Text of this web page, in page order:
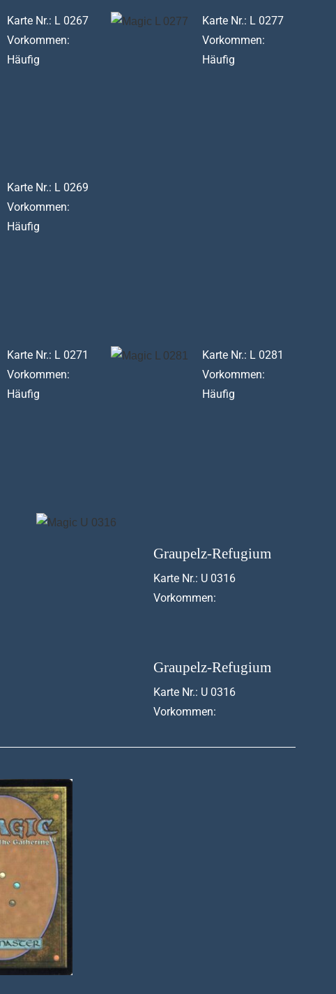
Karte Nr.: L 0267
Vorkommen:
Häufig
Karte Nr.: L 0277
Vorkommen:
Häufig
Karte Nr.: L 0269
Vorkommen:
Häufig
Karte Nr.: L 0271
Vorkommen:
Häufig
Karte Nr.: L 0281
Vorkommen:
Häufig
Graupelz-Refugium
Karte Nr.: U 0316
Vorkommen:
Graupelz-Refugium
Karte Nr.: U 0316
Vorkommen: